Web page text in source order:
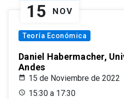
15 NOV
Teoría Económica
Daniel Habermacher,
Andes
15 de Noviembre de 2022
15:30 a 17:30